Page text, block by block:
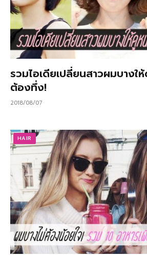
รวมไอเดียเปลี่ยนสาวผมบางใ
ต้องทึ่ง!
2018/08/07
HAIR